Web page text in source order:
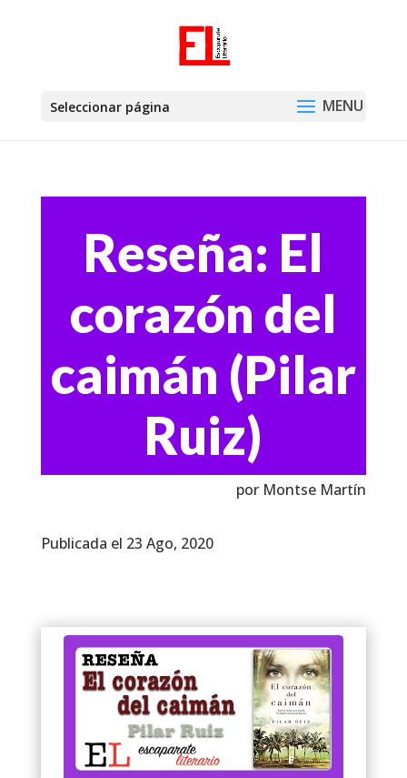
Seleccionar página
Reseña: El
corazón del
caimán (Pilar
Ruiz)
por Montse Martín
Publicada el 23 Ago, 2020